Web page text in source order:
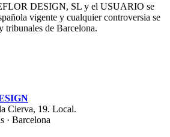
DESIGN, SL y el USUARIO se
vigente y cualquier controversia se
tribunales de Barcelona.
Cierva, 19. Local.
· Barcelona